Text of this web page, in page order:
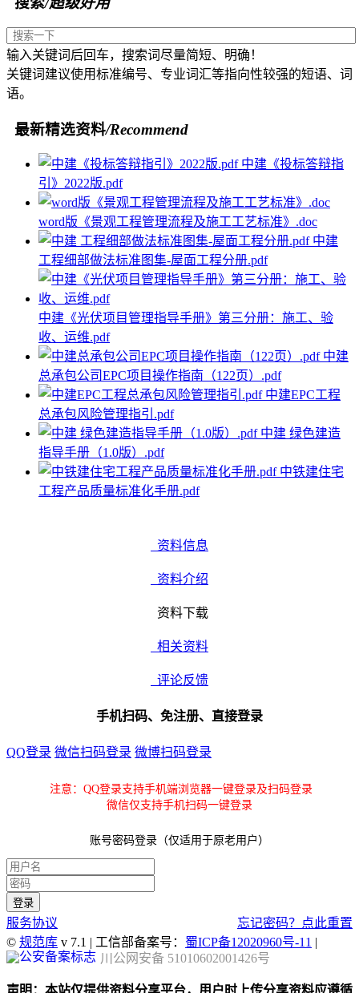
输入关键词后回车，搜索词尽量简短、明确！
关键词建议使用标准编号、专业词汇等指向性较强的短语、词
语。
最新精选资料/Recommend
中建《投标答辩指
引》2022版.pdf
word版《景观工程管理流程及施工工艺标准》.doc
中建
工程细部做法标准图集-屋面工程分册.pdf
中建《光伏项目管理指导手册》第三分册：施工、验
收、运维.pdf
中建
总承包公司EPC项目操作指南（122页）.pdf
中建EPC工程
总承包风险管理指引.pdf
中建 绿色建造
指导手册（1.0版）.pdf
中铁建住宅
工程产品质量标准化手册.pdf
资料信息
资料介绍
资料下载
相关资料
评论反馈
手机扫码、免注册、直接登录
QQ登录 微信扫码登录 微博扫码登录
注意：QQ登录支持手机端浏览器一键登录及扫码登录
微信仅支持手机扫码一键登录
账号密码登录（仅适用于原老用户）
服务协议
忘记密码？点此重置
© 规范库 v 7.1 | 工信部备案号： 蜀ICP备12020960号-11 |
川公网安备 51010602001426号